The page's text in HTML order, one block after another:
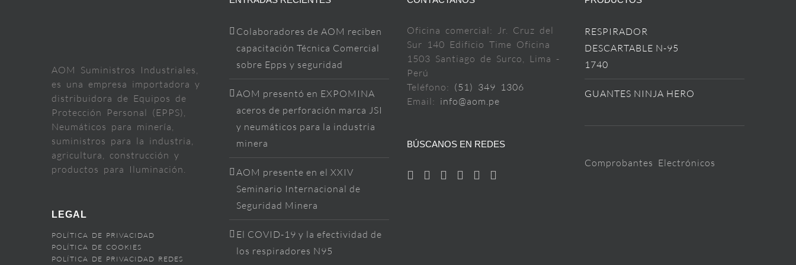
AOM Suministros Industriales,
es una empresa importadora y
distribuidora de Equipos de
Protección Personal (EPPS),
Neumáticos para minería,
suministros para la industria,
agricultura, construcción y
productos para Iluminación.
LEGAL
POLÍTICA DE PRIVACIDAD
POLÍTICA DE COOKIES
POLÍTICA DE PRIVACIDAD REDES
Colaboradores de AOM reciben
capacitación Técnica Comercial
sobre Epps y seguridad
AOM presentó en EXPOMINA
aceros de perforación marca JSI
y neumáticos para la industria
minera
AOM presente en el XXIV
Seminario Internacional de
Seguridad Minera
El COVID-19 y la efectividad de
los respiradores N95
Oficina comercial: Jr. Cruz del
Sur 140 Edificio Time Oficina
1503 Santiago de Surco, Lima -
Perú
Teléfono: (51) 349 1306
Email: info@aom.pe
BÚSCANOS EN REDES
RESPIRADOR
DESCARTABLE N-95
1740
GUANTES NINJA HERO
Comprobantes Electrónicos